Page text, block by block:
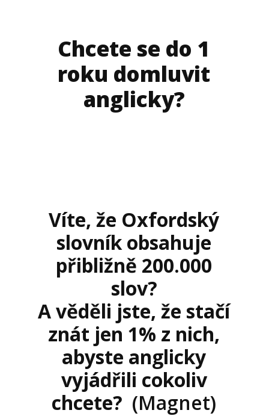
Chcete se do 1
roku domluvit
anglicky?
Víte, že Oxfordský
slovník obsahuje
přibližně 200.000
slov?
A věděli jste, že stačí
znát jen 1% z nich,
abyste anglicky
vyjádřili cokoliv
chcete? (Magnet)